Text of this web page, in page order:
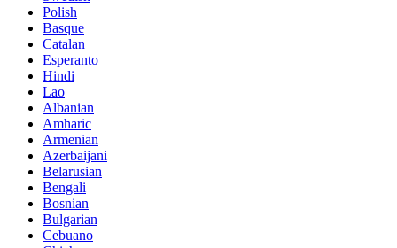
Polish
Basque
Catalan
Esperanto
Hindi
Lao
Albanian
Amharic
Armenian
Azerbaijani
Belarusian
Bengali
Bosnian
Bulgarian
Cebuano